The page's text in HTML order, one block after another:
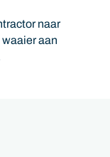
naar
aan